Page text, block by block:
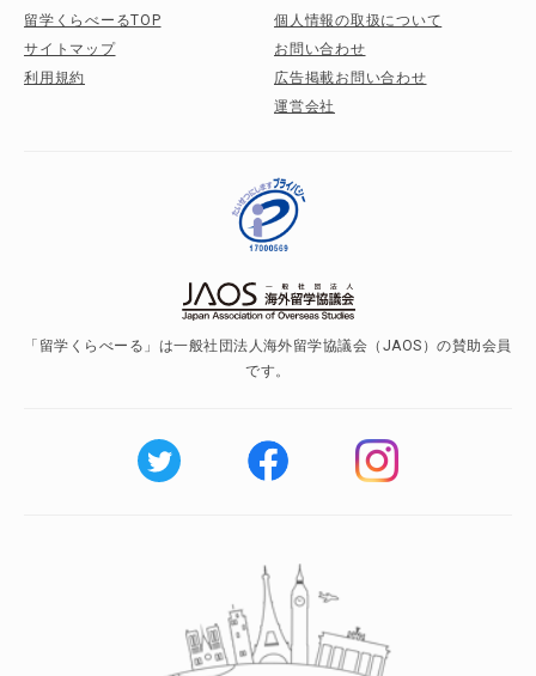
留学くらべーるTOP
サイトマップ
利用規約
個人情報の取扱について
お問い合わせ
広告掲載お問い合わせ
運営会社
「留学くらべーる」は一般社団法人海外留学協議会（JAOS）の賛助会員
です。